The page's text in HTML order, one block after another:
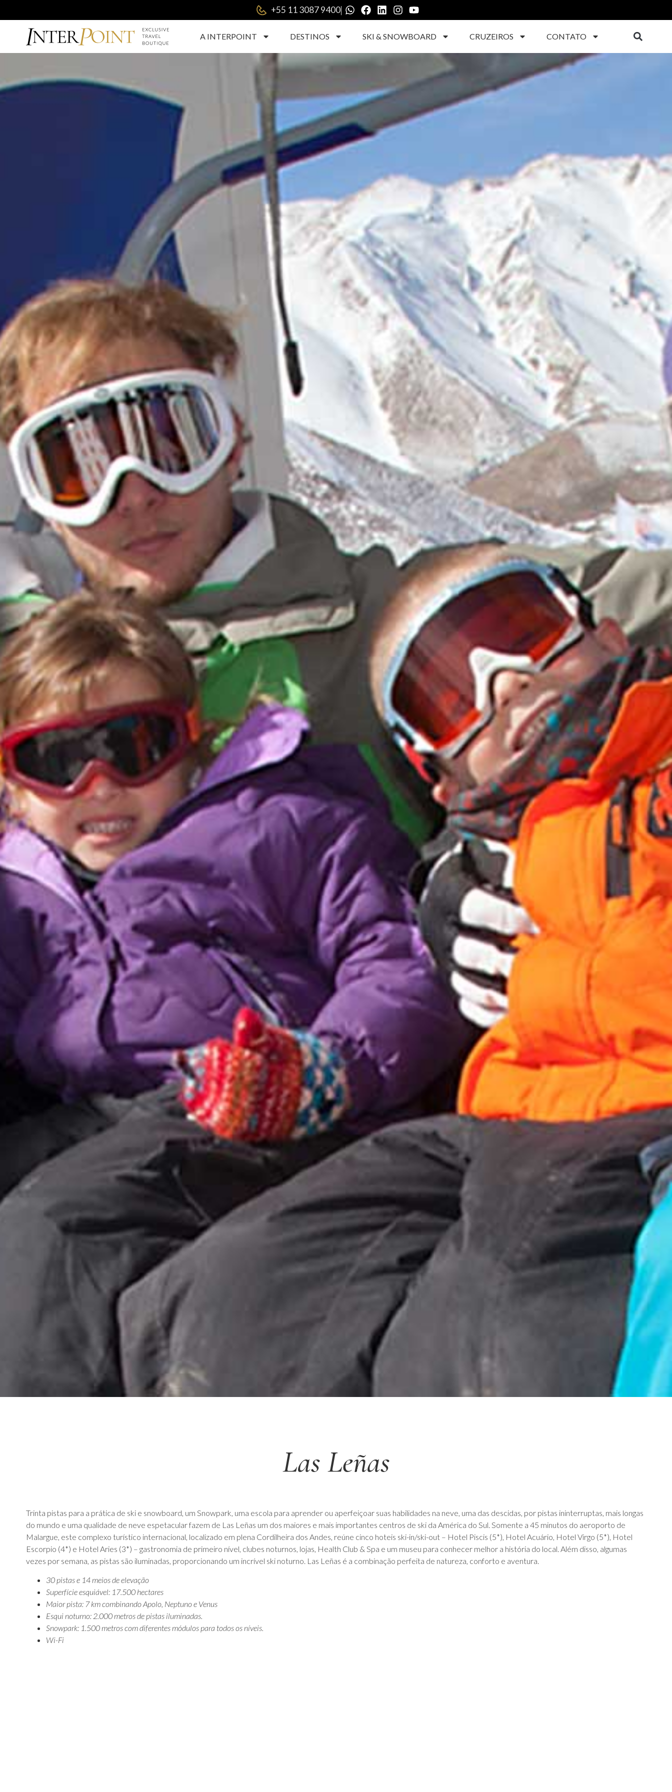
+55 11 3087 9400|
A INTERPOINT DESTINOS SKI & SNOWBOARD CRUZEIROS CONTATO
Las Leñas
Trinta pistas para a prática de ski e snowboard, um Snowpark, uma escola para aprender ou aperfeiçoar suas habilidades na neve, uma das descidas, por pistas ininterruptas, mais longas
do mundo e uma qualidade de neve espetacular fazem de Las Leñas um dos maiores e mais importantes centros de ski da América do Sul. Somente a 45 minutos do aeroporto de
Malargue, este complexo turístico internacional, localizado em plena Cordilheira dos Andes, reúne cinco hoteis ski-in/ski-out – Hotel Piscis (5*), Hotel Acuário, Hotel Virgo (5*), Hotel
Escorpio (4*) e Hotel Aries (3*) – gastronomia de primeiro nível, clubes noturnos, lojas, Health Club & Spa e um museu para conhecer melhor a história do local. Além disso, algumas
vezes por semana, as pistas são iluminadas, proporcionando um incrível ski noturno. Las Leñas é a combinação perfeita de natureza, conforto e aventura.
30 pistas e 14 meios de elevação
Superfície esquiável: 17.500 hectares
Maior pista: 7 km combinando Apolo, Neptuno e Venus
Esqui noturno: 2.000 metros de pistas iluminadas.
Snowpark: 1.500 metros com diferentes módulos para todos os níveis.
Wi-Fi